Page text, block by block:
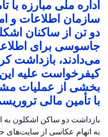
اداره ملی مبارزه با
سازمان اطلاعات و
دو تن از ساکنان
جاسوسی برای
می‌دادند، بازداشت
کیفرخواست علیه
بخشی از عملیات
با تأمین مالی
بازداشت دو ساکن اشکلون به
به اتهام عکاسی از سایت‌های